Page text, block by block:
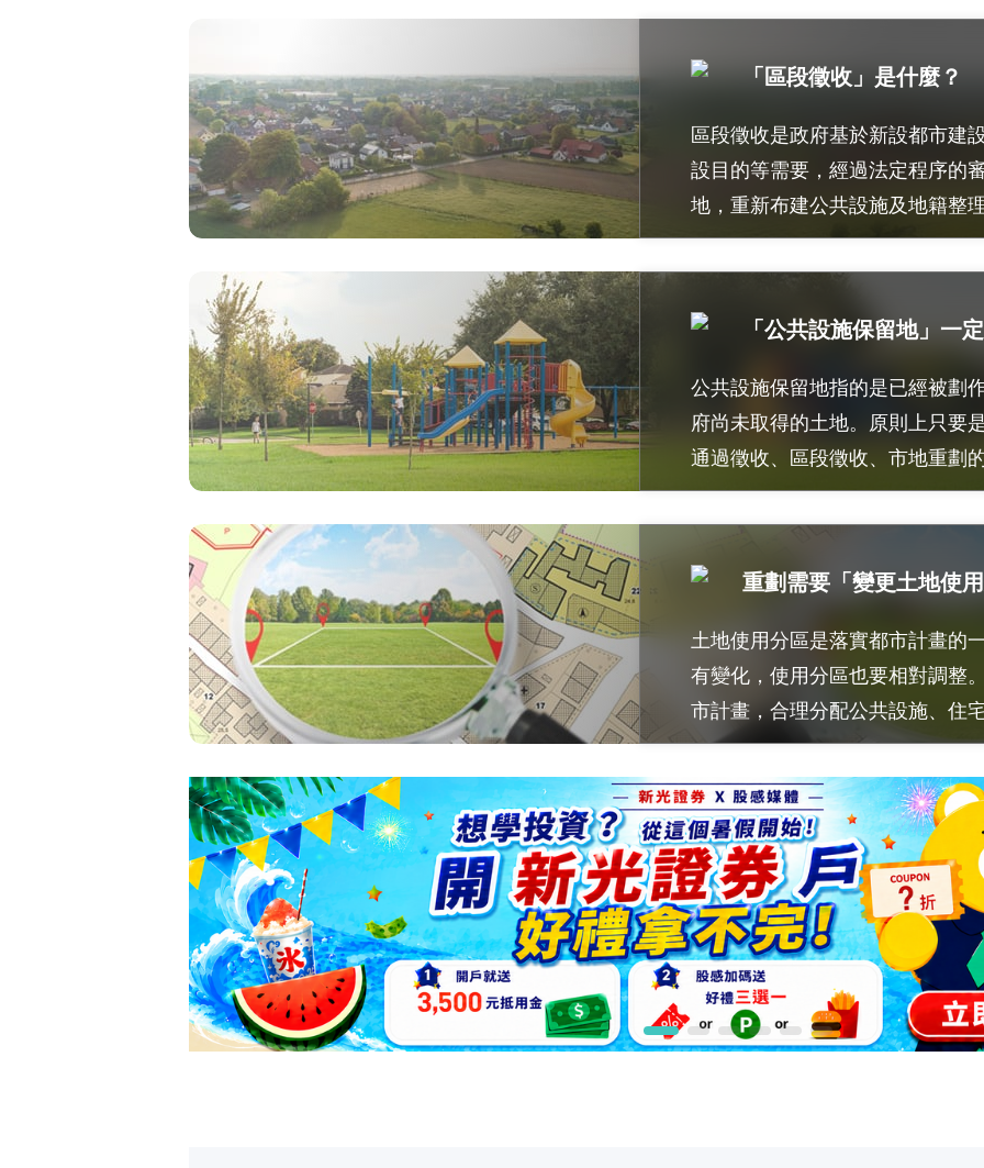
「區段徵收」是什麼？
區段徵收是政府基於新設都市建
設目的等需要，經過法定程序的
地，重新布建公共設施及地籍整
「公共設施保留地」一
公共設施保留地指的是已經被劃
府尚未取得的土地。原則上只要
通過徵收、區段徵收、市地重劃
重劃需要「變更土地使
土地使用分區是落實都市計畫的
有變化，使用分區也要相對調整
市計畫，合理分配公共設施、住